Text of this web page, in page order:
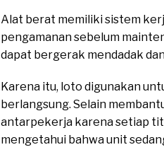
Alat berat memiliki sistem
pengamanan sebelum
dapat bergerak mendadak
Karena itu, loto digunakan
berlangsung. Selain
antarpekerja karena setiap
mengetahui bahwa unit